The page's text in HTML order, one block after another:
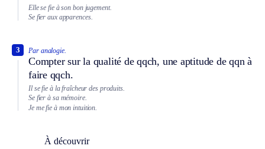
Elle se fie à son bon jugement.
Se fier aux apparences.
Par analogie.
Compter sur la qualité de qqch, une aptitude de qqn à
faire qqch.
3
Il se fie à la fraîcheur des produits.
Se fier à sa mémoire.
Je me fie à mon intuition.
À découvrir